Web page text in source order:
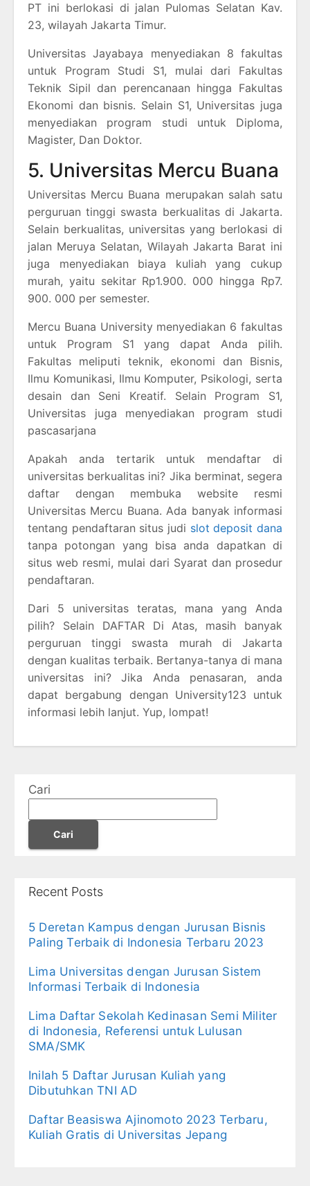
PT ini berlokasi di jalan Pulomas Selatan Kav.
23, wilayah Jakarta Timur.
Universitas Jayabaya menyediakan 8 fakultas
untuk Program Studi S1, mulai dari Fakultas
Teknik Sipil dan perencanaan hingga Fakultas
Ekonomi dan bisnis. Selain S1, Universitas juga
menyediakan program studi untuk Diploma,
Magister, Dan Doktor.
5. Universitas Mercu Buana
Universitas Mercu Buana merupakan salah satu
perguruan tinggi swasta berkualitas di Jakarta.
Selain berkualitas, universitas yang berlokasi di
jalan Meruya Selatan, Wilayah Jakarta Barat ini
juga menyediakan biaya kuliah yang cukup
murah, yaitu sekitar Rp1.900. 000 hingga Rp7.
900. 000 per semester.
Mercu Buana University menyediakan 6 fakultas
untuk Program S1 yang dapat Anda pilih.
Fakultas meliputi teknik, ekonomi dan Bisnis,
Ilmu Komunikasi, Ilmu Komputer, Psikologi, serta
desain dan Seni Kreatif. Selain Program S1,
Universitas juga menyediakan program studi
pascasarjana
Apakah anda tertarik untuk mendaftar di
universitas berkualitas ini? Jika berminat, segera
daftar dengan membuka website resmi
Universitas Mercu Buana. Ada banyak informasi
tentang pendaftaran situs judi slot deposit dana
tanpa potongan yang bisa anda dapatkan di
situs web resmi, mulai dari Syarat dan prosedur
pendaftaran.
Dari 5 universitas teratas, mana yang Anda
pilih? Selain DAFTAR Di Atas, masih banyak
perguruan tinggi swasta murah di Jakarta
dengan kualitas terbaik. Bertanya-tanya di mana
universitas ini? Jika Anda penasaran, anda
dapat bergabung dengan University123 untuk
informasi lebih lanjut. Yup, lompat!
Cari
Cari
Recent Posts
5 Deretan Kampus dengan Jurusan Bisnis
Paling Terbaik di Indonesia Terbaru 2023
Lima Universitas dengan Jurusan Sistem
Informasi Terbaik di Indonesia
Lima Daftar Sekolah Kedinasan Semi Militer
di Indonesia, Referensi untuk Lulusan
SMA/SMK
Inilah 5 Daftar Jurusan Kuliah yang
Dibutuhkan TNI AD
Daftar Beasiswa Ajinomoto 2023 Terbaru,
Kuliah Gratis di Universitas Jepang